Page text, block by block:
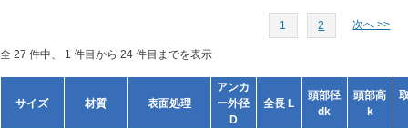
1 2 次へ >>
全 27 件中、 1 件目から 24 件目までを表示
サイズ 材質 表面処理
アンカ
ー外径
D
全長 L
頭部径
dk
頭部高
k